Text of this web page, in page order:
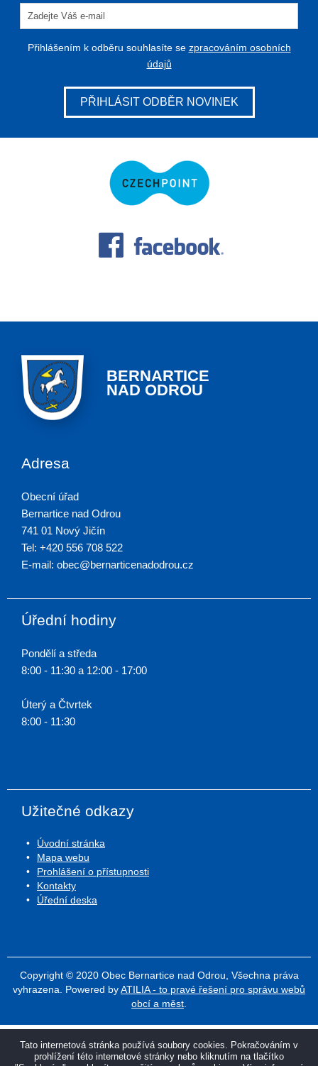
Přihlášením k odběru souhlasíte se zpracováním osobních
údajů
PŘIHLÁSIT ODBĚR NOVINEK
BERNARTICE
NAD ODROU
Adresa
Obecní úřad
Bernartice nad Odrou
741 01 Nový Jičín
Tel: +420 556 708 522
E-mail: obec@bernarticenadodrou.cz
Úřední hodiny
Pondělí a středa
8:00 - 11:30 a 12:00 - 17:00
Úterý a Čtvrtek
8:00 - 11:30
Užitečné odkazy
Úvodní stránka
Mapa webu
Prohlášení o přístupnosti
Kontakty
Úřední deska
Copyright © 2020 Obec Bernartice nad Odrou, Všechna práva
vyhrazena. Powered byATILIA - to pravé řešení pro správu webů
obcí a měst
Tato internetová stránka používá soubory cookies. Pokračováním v
prohlížení této internetové stránky nebo kliknutím na tlačítko